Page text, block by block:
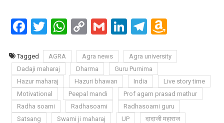
Facebook
Twitter
WhatsApp
CopyGmailLinkedIn
Telegram
Amazon
List
Tagged AGRA Agra news
Agra university
Dadaji maharaj
Dharma
Guru Purnima
Hazur maharaj
Hazuri bhawan India
Live story time
Motivational
Peepal mandi
Prof agam prasad mathur
Radha soami
Radhasoami
Radhasoami guru
Satsang
Swami ji maharaj UP
दादाजी महाराज